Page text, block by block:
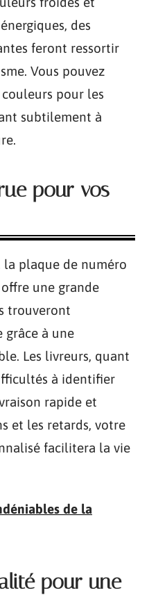
des
feront ressortir
Vous pouvez
pour les
subtilement à
pour vos
la plaque de numéro
une grande
trouveront
à une
Les livreurs, quant
à identifier
rapide et
et les retards, votre
facilitera la vie
de la
pour une